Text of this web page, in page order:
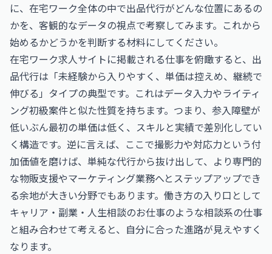
に、在宅ワーク全体の中で出品代行がどんな位置にあるの
かを、客観的なデータの視点で考察してみます。これから
始めるかどうかを判断する材料にしてください。
在宅ワーク求人サイトに掲載される仕事を俯瞰すると、出
品代行は「未経験から入りやすく、単価は控えめ、継続で
伸びる」タイプの典型です。これはデータ入力やライティ
ング初級案件と似た性質を持ちます。つまり、参入障壁が
低いぶん最初の単価は低く、スキルと実績で差別化してい
く構造です。逆に言えば、ここで撮影力や対応力という付
加価値を磨けば、単純な代行から抜け出して、より専門的
な物販支援やマーケティング業務へとステップアップでき
る余地が大きい分野でもあります。働き方の入り口として
キャリア・副業・人生相談のお仕事のような相談系の仕事
と組み合わせて考えると、自分に合った進路が見えやすく
なります。